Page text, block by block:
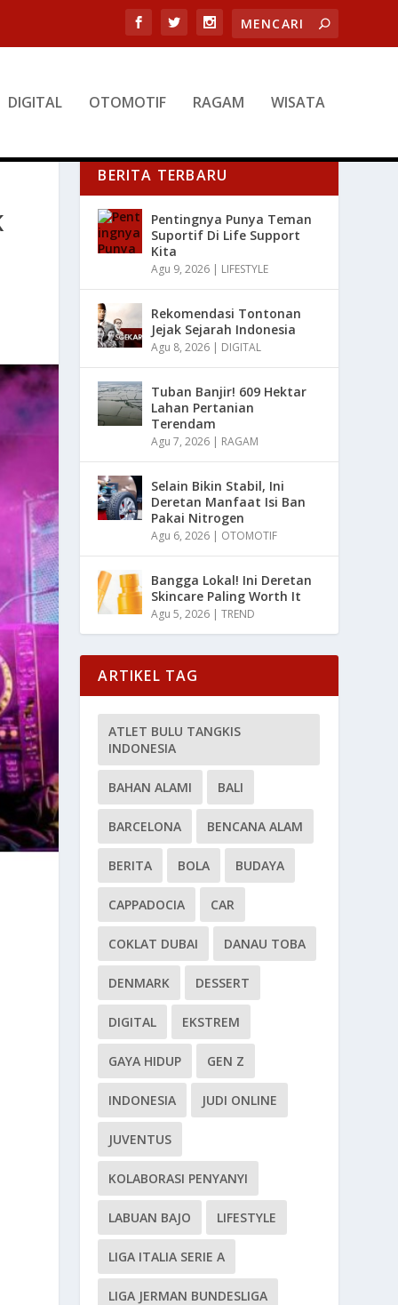
DIGITAL OTOMOTIF RAGAM WISATA
BERITA TERBARU
Pentingnya Punya Teman
Suportif Di Life Support
Kita
Agu 9, 2026 | LIFESTYLE
Rekomendasi Tontonan
Jejak Sejarah Indonesia
Agu 8, 2026 | DIGITAL
Tuban Banjir! 609 Hektar
Lahan Pertanian
Terendam
Agu 7, 2026 | RAGAM
Selain Bikin Stabil, Ini
Deretan Manfaat Isi Ban
Pakai Nitrogen
Agu 6, 2026 | OTOMOTIF
Bangga Lokal! Ini Deretan
Skincare Paling Worth It
Agu 5, 2026 |TREND
ARTIKEL TAG
ATLET BULU TANGKIS
INDONESIA
BAHAN ALAMI BALI
BARCELONA BENCANA ALAM
BERITA BOLA BUDAYA
CAPPADOCIA CAR
COKLAT DUBAI DANAU TOBA
DENMARK DESSERT
DIGITAL EKSTREM
GAYA HIDUP GEN Z
INDONESIA JUDI ONLINE
JUVENTUS
KOLABORASI PENYANYI
LABUAN BAJO LIFESTYLE
LIGA ITALIA SERIE A
LIGA JERMAN BUNDESLIGA